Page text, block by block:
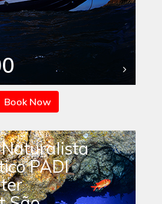
Book Now
PADI